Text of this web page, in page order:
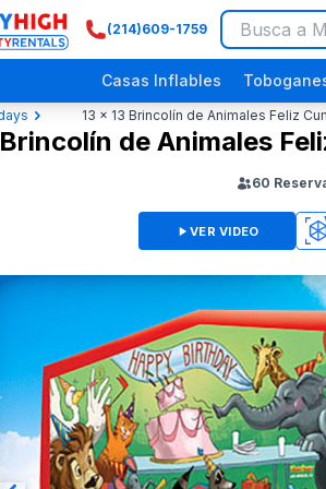
(214)609-1759
Casas Inflables
13 x 13 Brincolín de Animales Feliz
de Animales
60
VER VIDEO